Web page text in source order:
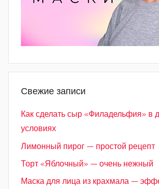
Свежие записи
Как сделать сыр «Филадельфия» в
условиях
Лимонный пирог — простой рецепт
Торт «Яблочный» — очень нежный
Маска для лица из крахмала —